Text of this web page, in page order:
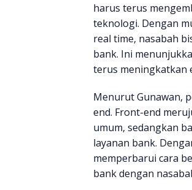
harus terus
teknologi. Dengan
real time, nasabah
bank. Ini
terus meningkatkan
Menurut Gunawan,
end. Front-end
umum, sedangkan
layanan bank.
memperbarui cara
bank dengan